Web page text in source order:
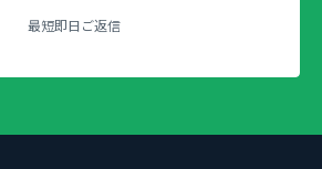
最短即日ご返信